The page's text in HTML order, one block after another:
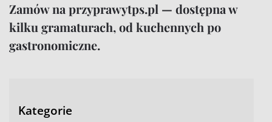
Zamów na przyprawytps.pl — dostępna w
kilku gramaturach, od kuchennych po
gastronomiczne.
Kategorie